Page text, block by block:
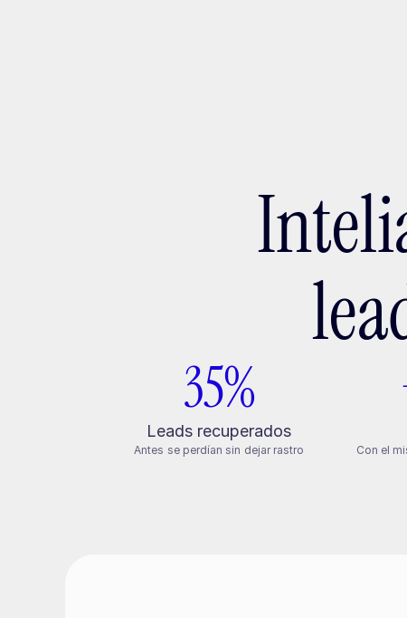
35%
Leads recuperados
Antes se perdían sin dejar rastro Con el